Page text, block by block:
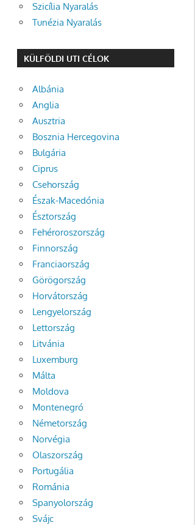
Szicília Nyaralás
Tunézia Nyaralás
KÜLFÖLDI UTI CÉLOK
Albánia
Anglia
Ausztria
Bosznia Hercegovina
Bulgária
Ciprus
Csehország
Észak-Macedónia
Észtország
Fehéroroszország
Finnország
Franciaország
Görögország
Horvátország
Lengyelország
Lettország
Litvánia
Luxemburg
Málta
Moldova
Montenegró
Németország
Norvégia
Olaszország
Portugália
Románia
Spanyolország
Svájc